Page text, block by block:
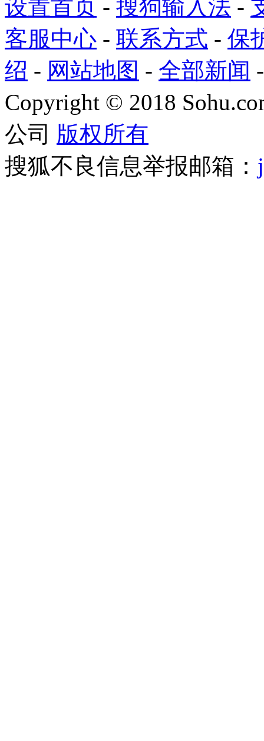
设置首页 - 搜狗输入法 -
客服中心 - 联系方式 - 保
绍 - 网站地图 - 全部新闻
Copyright © 2018
公司 版权所有
搜狐不良信息举报邮箱：